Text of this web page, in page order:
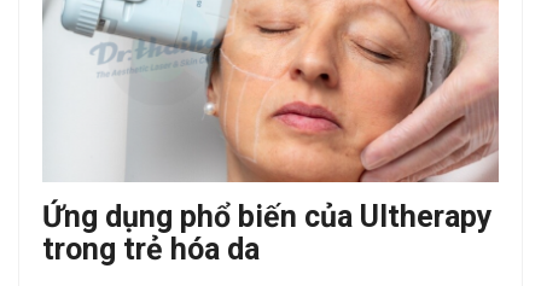
Ứng dụng phổ biến của Ultherapy
trong trẻ hóa da